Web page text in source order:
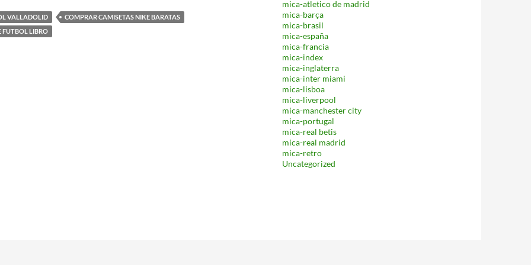
VALLADOLID
COMPRAR CAMISETAS NIKE BARATAS
FUTBOL LIBRO
mica-atletico de madrid
mica-barça
mica-brasil
mica-españa
mica-francia
mica-index
mica-inglaterra
mica-inter miami
mica-lisboa
mica-liverpool
mica-manchester city
mica-portugal
mica-real betis
mica-real madrid
mica-retro
Uncategorized